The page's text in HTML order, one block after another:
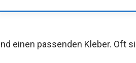
einen passenden Kleber. Oft